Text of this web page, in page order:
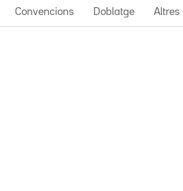
Convencions Doblatge Altres